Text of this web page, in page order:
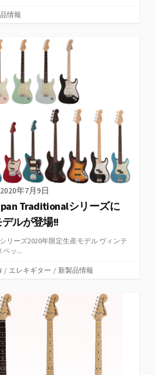
情報
2020年7月9日
Traditionalシリーズに
ルが登場!!
リーズ2020年限定生産モデル ヴィンテ
ペッ...
/ エレキギター / 新製品情報